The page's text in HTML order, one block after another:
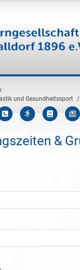
und Gesundheitssport
&